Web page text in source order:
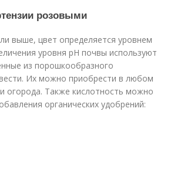
розовыми
выше, цвет определяется уровнем
уровня pH почвы используют
из порошкообразного
Их можно приобрести в любом
огорода. Также кислотность можно
органических удобрений: